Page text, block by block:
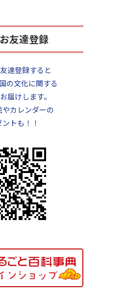
友達登録
達登録すると
の文化に関する
届けします。
やカレンダーの
トも！！